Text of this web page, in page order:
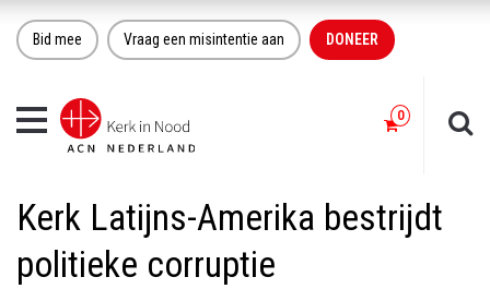
Bid mee Vraag een misintentie aan DONEER
Toggle
navigation
Kerk Latijns-Amerika bestrijdt
politieke corruptie